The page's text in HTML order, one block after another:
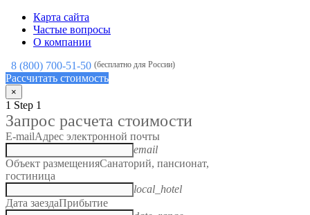
Карта сайта
Частые вопросы
О компании
8 (800) 700-51-50 (бесплатно для России)
Рассчитать стоимость
×
1 Step 1
Запрос расчета стоимости
E-mailАдрес электронной почты
email
Объект размещенияСанаторий, пансионат,
гостиница
local_hotel
Дата заездаПрибытие